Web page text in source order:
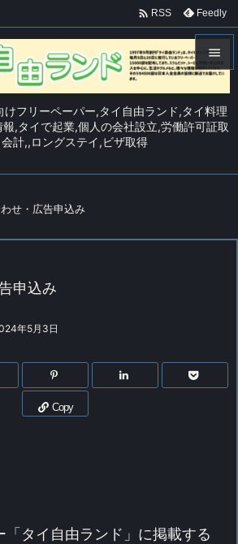
けフリーペーパー,タイ自由ランド,タイ料理
,タイで起業,個人の会社設立,労働許可証取
計,,ロングステイ,ビザ取得

メニュ


 RSS Feedly
せ・広告申込み
申込み
年5月3日
Copy
「タイ自由ランド」に掲載する